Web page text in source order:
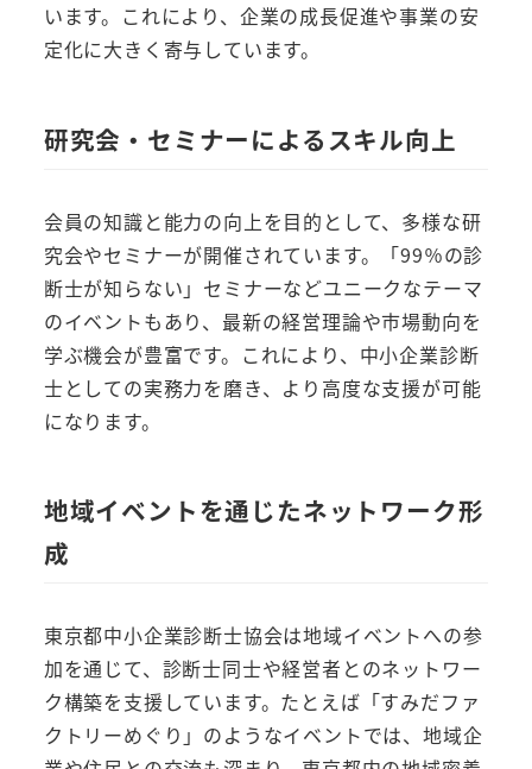
います。これにより、企業の成長促進や事業の安
定化に大きく寄与しています。
研究会・セミナーによるスキル向上
会員の知識と能力の向上を目的として、多様な研
究会やセミナーが開催されています。「99％の診
断士が知らない」セミナーなどユニークなテーマ
のイベントもあり、最新の経営理論や市場動向を
学ぶ機会が豊富です。これにより、中小企業診断
士としての実務力を磨き、より高度な支援が可能
になります。
地域イベントを通じたネットワーク形
成
東京都中小企業診断士協会は地域イベントへの参
加を通じて、診断士同士や経営者とのネットワー
ク構築を支援しています。たとえば「すみだファ
クトリーめぐり」のようなイベントでは、地域企